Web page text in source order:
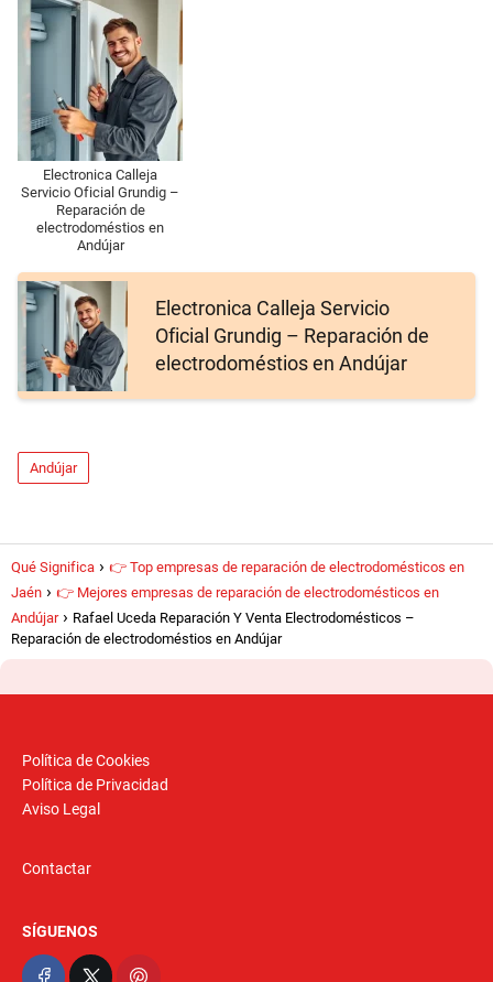
Electronica Calleja
Servicio Oficial Grundig –
Reparación de
electrodoméstios en
Andújar
Electronica Calleja Servicio
Oficial Grundig – Reparación de
electrodoméstios en Andújar
Andújar
Qué Significa
👉 Top empresas de reparación de electrodomésticos en
Jaén
👉 Mejores empresas de reparación de electrodomésticos en
Andújar
Rafael Uceda Reparación Y Venta Electrodomésticos –
Reparación de electrodoméstios en Andújar
Política de Cookies
Política de Privacidad
Aviso Legal
Contactar
SÍGUENOS